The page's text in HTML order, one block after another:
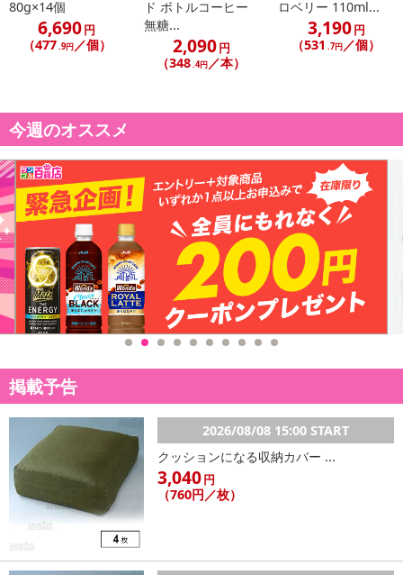
80g×14個
6,690円
（477.9円／個）
ド ボトルコーヒー
無糖...
2,090円
（348.4円／本）
ロベリー 110ml...
3,190円
（531 .7円／個）
今週のオススメ
掲載予告
2026/08/08 15:00 START
クッションになる収納カバー ...
3,040円
（760円／枚）